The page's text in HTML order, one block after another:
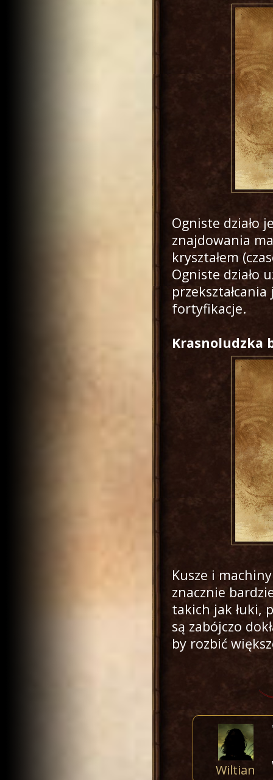
Ogniste działo
znajdowania
kryształem
Ogniste działo
fortyfikacje.
Krasnoludzka
Kusze i
znacznie
takich jak łuki,
są zabójczo
by rozbić
Wiltian